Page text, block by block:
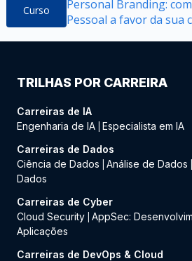
Curso
Personal Branding:
Pessoal a favor da sua
TRILHAS POR CARREIRA
Carreiras de IA
Engenharia de IA Especialista em IA
Carreiras de Dados
Ciência de Dados
Análise de Dados
Dados
Carreiras de Cyber
Cloud Security AppSec:
Aplicações
Carreiras de DevOps & Cloud